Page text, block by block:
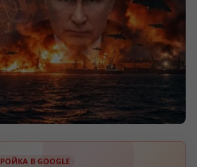
В GOOGLE